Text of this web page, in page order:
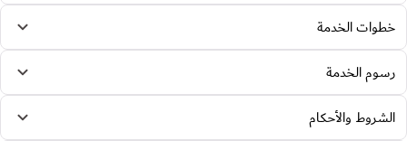
خطوات الخدمة
رسوم الخدمة
الشروط والأحكام